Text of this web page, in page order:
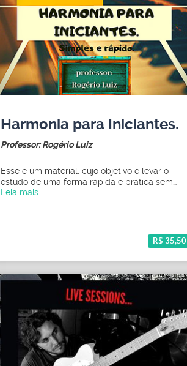
Harmonia para Iniciantes.
Professor: Rogério Luiz
Esse é um material, cujo objetivo é levar o
estudo de uma forma rápida e prática sem
complicações teóricas.
Leia mais...
R$ 35,50